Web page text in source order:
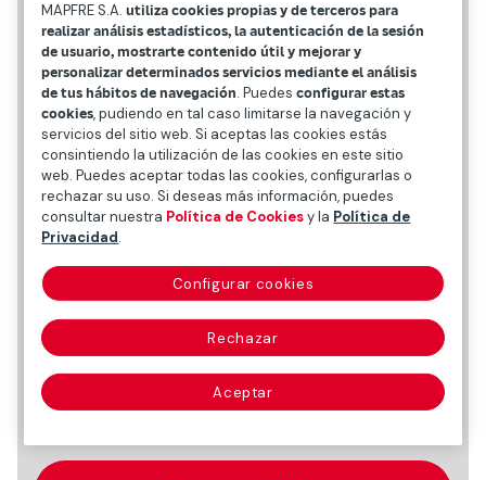
Datos personales
Fecha y lugar de nacimiento
7 de agosto de 1980 en Pamplona
MAPFRE S.A.utiliza cookies propias y de terceros para
realizar análisis estadísticos, la autenticación de la sesión
de usuario, mostrarte contenido útil y mejorar y
personalizar determinados servicios mediante el análisis
de tus hábitos de navegación. Puedesconfigurar estas
cookies, pudiendo en tal caso limitarse la navegación y
servicios del sitio web. Si aceptas las cookies estás
consintiendo la utilización de las cookies en este sitio
web. Puedes aceptar todas las cookies, configurarlas o
rechazar su uso. Si deseas más información, puedes
consultar nuestra Política de Cookiesy la Política de
Privacidad.
Configurar cookies
Rechazar
Aceptar